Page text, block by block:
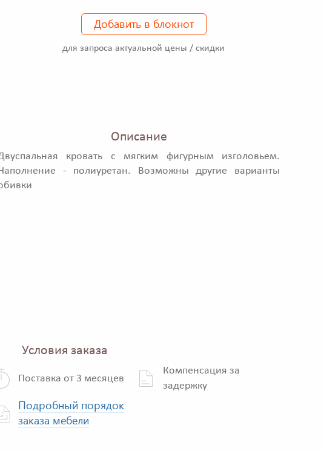
Добавить в блокнот
для запроса актуальной цены / скидки
Описание
кровать с мягким фигурным изголовьем.
- полиуретан. Возможны другие варианты
Условия заказа
Поставка от 3 месяцев
Компенсация за
задержку
Подробный порядок
заказа мебели